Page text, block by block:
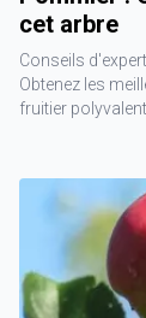
cet arbre
Conseils
Obtenez les
fruitier polyvalent.